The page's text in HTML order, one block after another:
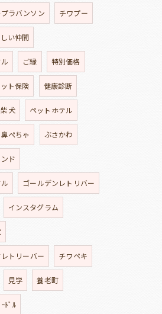
ラバンソン チワプー
い仲間
ご縁 特別価格
ト保険 健康診断
柴犬 ペットホテル
鼻ぺちゃ ぶさかわ
ド
ゴールデンレトリバー
インスタグラム
トリーバー チワペキ
見学 養老町
ﾄﾞﾙ